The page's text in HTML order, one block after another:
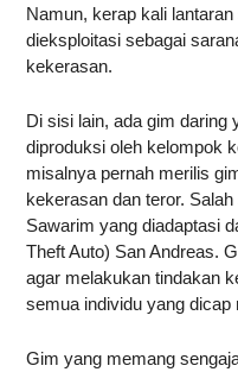
Namun, kerap kali
dieksploitasi sebagai
kekerasan.
Di sisi lain, ada gim daring
diproduksi oleh kelompok
misalnya pernah merilis
kekerasan dan teror.
Sawarim yang diadaptasi
Theft Auto) San Andreas.
agar melakukan tindakan
semua individu yang dicap
Gim yang memang